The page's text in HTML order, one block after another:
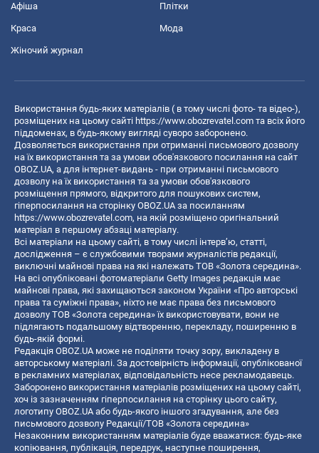
Афіша Плітки
Краса Мода
Жіночий журнал
Використання будь-яких матеріалів ( в тому числі фото- та відео-),
розміщених на цьому сайті https://www.obozrevatel.com та всіх його
піддоменах, в будь-якому вигляді суворо заборонено.
Дозволяється використання при отриманні письмового дозволу
на їх використання та за умови обов'язкового посилання на сайт
OBOZ.UA, а для інтернет-видань - при отриманні письмового
дозволу на їх використання та за умови обов'язкового
розміщення прямого, відкритого для пошукових систем,
гіперпосилання на сторінку OBOZ.UA за посиланням
https://www.obozrevatel.com, на якій розміщено оригінальний
матеріал в першому абзаці матеріалу.
Всі матеріали на цьому сайті, в тому числі інтерв’ю, статті,
дослідження – є службовими творами журналістів редакції,
виключні майнові права на які належать ТОВ «Золота середина».
На всі опубліковані фотоматеріали Getty Images редакція має
майнові права, які захищаються законом України «Про авторські
права та суміжні права», ніхто не має права без письмового
дозволу ТОВ «Золота середина» їх використовувати, вони не
підлягають подальшому відтворенню, перекладу, поширенню в
будь-якій формі.
Редакція OBOZ.UA може не поділяти точку зору, викладену в
авторському матеріалі. За достовірність інформації, опублікованої
в рекламних матеріалах, відповідальність несе рекламодавець.
Заборонено використання матеріалів розміщених на цьому сайті,
хоч із зазначенням гіперпосилання на сторінку цього сайту,
логотипу OBOZ.UA або будь-якого іншого згадування, але без
письмового дозволу Редакції/ТОВ «Золота середина»
Незаконним використанням матеріалів буде вважатися: будь-яке
копiювання, публiкацiя, передрук, наступне поширення,